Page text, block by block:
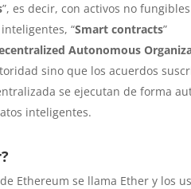
”, es decir, con activos no
“Smart contracts”
Autonomous
sino que los acuerdos
se ejecutan de forma
inteligentes.
Ethereum se llama Ether y los